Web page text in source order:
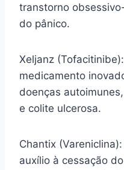
transtorno
do pânico.
Xeljanz
medicamento
doenças
e colite ulcerosa.
Chantix
auxílio à cessação